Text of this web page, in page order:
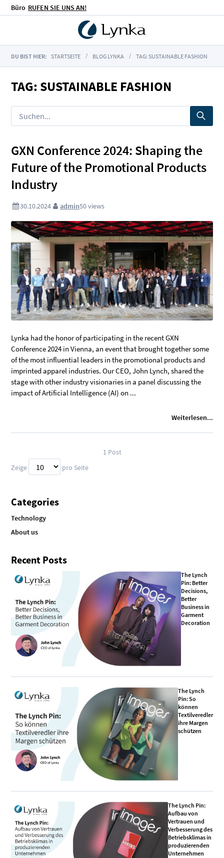
Büro RUFEN SIE UNS AN!
DU BIST HIER: STARTSEITE BLOG LYNKA TAG: SUSTAINABLE FASHION
TAG: SUSTAINABLE FASHION
GXN Conference 2024: Shaping the
Future of the Promotional Products
Industry
30.10.2024 admin50views
Lynka had the honor of participating in the recent GXN
Conference 2024 in Vienna, an event that brought together some
of the most influential leaders in the promotional products and
imprinted apparel industries. Our CEO, John Lynch, shared the
stage with other industry visionaries in a panel discussing the
impact of Artificial Intelligence (AI) on ...
Weiterlesen...
1 Post
Zeige
pro Seite
Categories
Technology
About us
Recent Posts
The Lynch
Pin: Better
Decisions,
Better
Business in
Garment
Decoration
The Lynch
Pin: So
können
Textilveredler
ihre Margen
schützen
The Lynch Pin:
Aufbau von
Vertrauen und
Verbesserung des
Betriebsklimas in
produzierenden
Unternehmen